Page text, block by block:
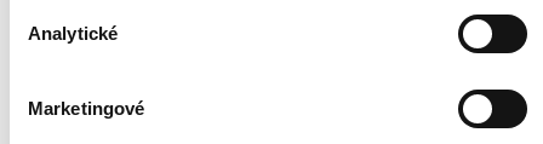
Analytické
Marketingové